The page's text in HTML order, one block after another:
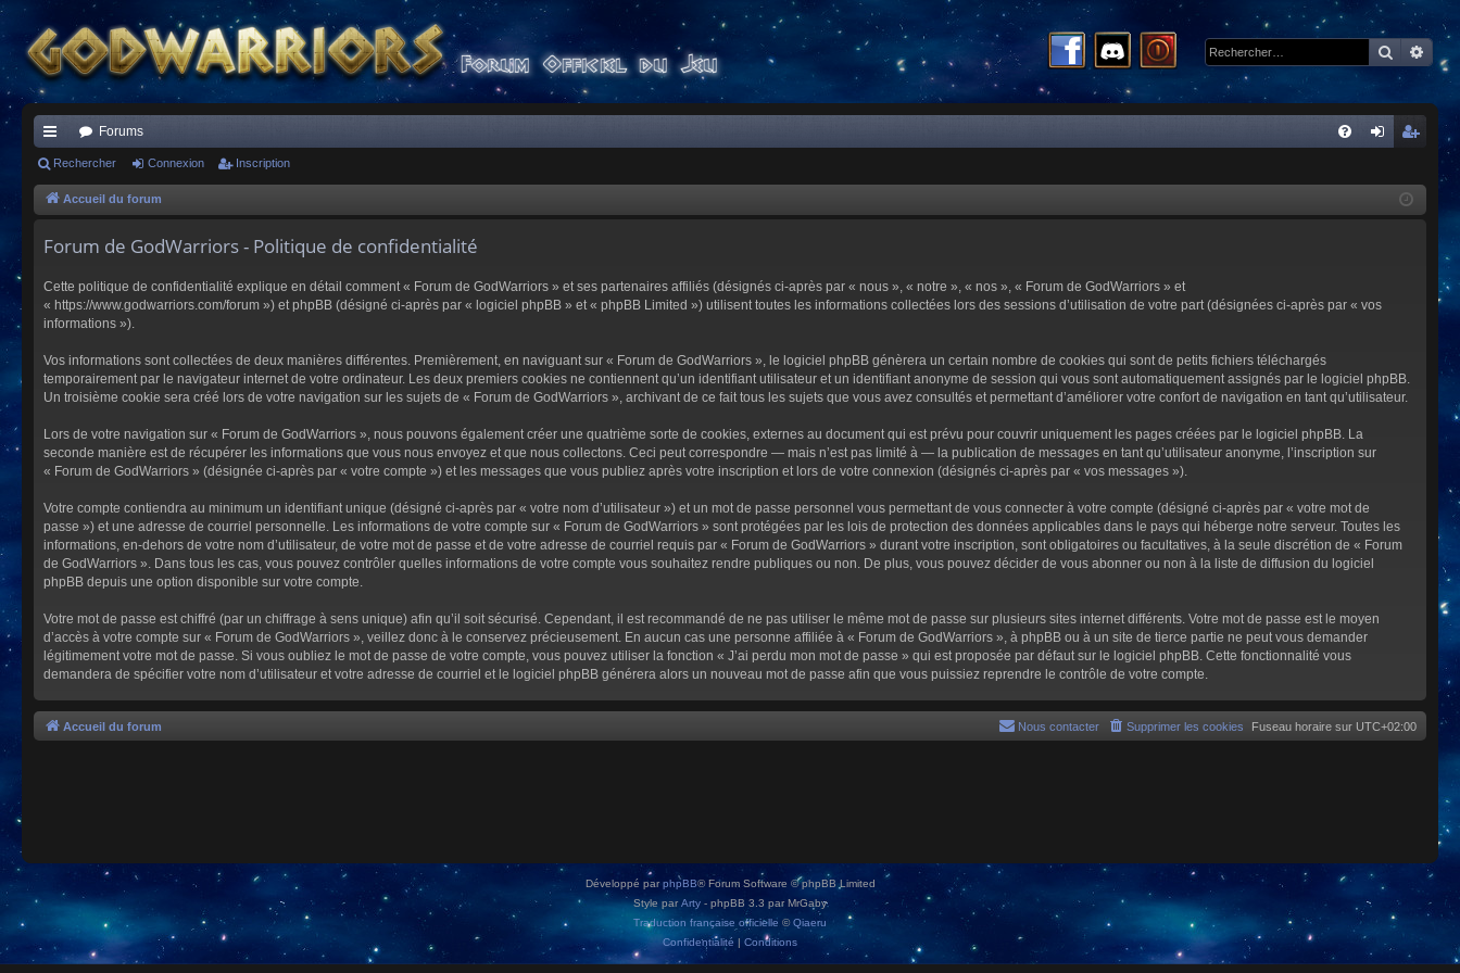
ac
co
s
Forums
cri
Rechercher Connexion Inscription
Accueil du forum
Forum de GodWarriors - Politique de confidentialité
Cette politique de confidentialité explique en détail comment « Forum de GodWarriors » et ses partenaires affiliés (désignés ci-après par « nous », « notre », « nos », « Forum de GodWarriors » et
« https://www.godwarriors.com/forum ») et phpBB (désigné ci-après par « logiciel phpBB » et « phpBB Limited ») utilisent toutes les informations collectées lors des sessions d’utilisation de votre part (désignées ci-après par « vos
informations »).
Vos informations sont collectées de deux manières différentes. Premièrement, en naviguant sur « Forum de GodWarriors », le logiciel phpBB génèrera un certain nombre de cookies qui sont de petits fichiers téléchargés
temporairement par le navigateur internet de votre ordinateur. Les deux premiers cookies ne contiennent qu’un identifiant utilisateur et un identifiant anonyme de session qui vous sont automatiquement assignés par le logiciel phpBB.
Un troisième cookie sera créé lors de votre navigation sur les sujets de « Forum de GodWarriors », archivant de ce fait tous les sujets que vous avez consultés et permettant d’améliorer votre confort de navigation en tant qu’utilisateur.
Lors de votre navigation sur « Forum de GodWarriors », nous pouvons également créer une quatrième sorte de cookies, externes au document qui est prévu pour couvrir uniquement les pages créées par le logiciel phpBB. La
seconde manière est de récupérer les informations que vous nous envoyez et que nous collectons. Ceci peut correspondre — mais n’est pas limité à — la publication de messages en tant qu’utilisateur anonyme, l’inscription sur
« Forum de GodWarriors » (désignée ci-après par « votre compte ») et les messages que vous publiez après votre inscription et lors de votre connexion (désignés ci-après par « vos messages »).
Votre compte contiendra au minimum un identifiant unique (désigné ci-après par « votre nom d’utilisateur ») et un mot de passe personnel vous permettant de vous connecter à votre compte (désigné ci-après par « votre mot de
passe ») et une adresse de courriel personnelle. Les informations de votre compte sur « Forum de GodWarriors » sont protégées par les lois de protection des données applicables dans le pays qui héberge notre serveur. Toutes les
informations, en-dehors de votre nom d’utilisateur, de votre mot de passe et de votre adresse de courriel requis par « Forum de GodWarriors » durant votre inscription, sont obligatoires ou facultatives, à la seule discrétion de « Forum
de GodWarriors ». Dans tous les cas, vous pouvez contrôler quelles informations de votre compte vous souhaitez rendre publiques ou non. De plus, vous pouvez décider de vous abonner ou non à la liste de diffusion du logiciel
phpBB depuis une option disponible sur votre compte.
Votre mot de passe est chiffré (par un chiffrage à sens unique) afin qu’il soit sécurisé. Cependant, il est recommandé de ne pas utiliser le même mot de passe sur plusieurs sites internet différents. Votre mot de passe est le moyen
d’accès à votre compte sur « Forum de GodWarriors », veillez donc à le conservez précieusement. En aucun cas une personne affiliée à « Forum de GodWarriors », à phpBB ou à un site de tierce partie ne peut vous demander
légitimement votre mot de passe. Si vous oubliez le mot de passe de votre compte, vous pouvez utiliser la fonction « J’ai perdu mon mot de passe » qui est proposée par défaut sur le logiciel phpBB. Cette fonctionnalité vous
demandera de spécifier votre nom d’utilisateur et votre adresse de courriel et le logiciel phpBB générera alors un nouveau mot de passe afin que vous puissiez reprendre le contrôle de votre compte.
Accueil du forum Fuseau horaire sur UTC+02:00
Supprimer les cookies
Nous contacter
Développé parphpBB® Forum Software © phpBB Limited
Style par Arty - phpBB 3.3 par MrGaby
Traduction française officielle ©Qiaeru
Confidentialité | Conditions